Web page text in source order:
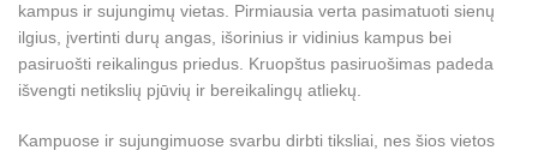
kampus ir sujungimų vietas. Pirmiausia verta pasimatuoti sienų
ilgius, įvertinti durų angas, išorinius ir vidinius kampus bei
pasiruošti reikalingus priedus. Kruopštus pasiruošimas padeda
išvengti netikslių pjūvių ir bereikalingų atliekų.
Kampuose ir sujungimuose svarbu dirbti tiksliai, nes šios vietos